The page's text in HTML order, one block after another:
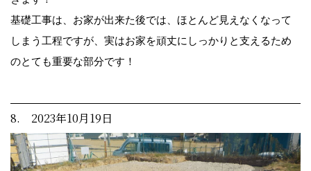
基礎工事は、お家が出来た後では、ほとんど見えなくなって
しまう工程ですが、実はお家を頑丈にしっかりと支えるため
のとても重要な部分です！
8. 2023年10月19日